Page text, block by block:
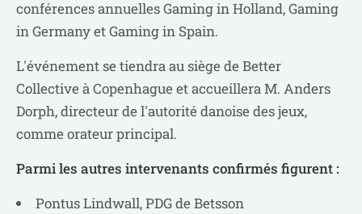
conférences annuelles Gaming in Holland, Gaming
in Germany et Gaming in Spain.
L'événement se tiendra au siège de Better
Collective à Copenhague et accueillera M. Anders
Dorph, directeur de l'autorité danoise des jeux,
comme orateur principal.
Parmi les autres intervenants confirmés figurent :
Pontus Lindwall, PDG de Betsson